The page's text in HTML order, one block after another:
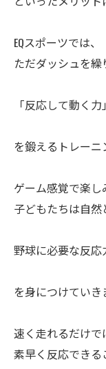
EQスポーツでは、
ただダッシュを繰
「反応して動く力」
を鍛えるトレーニ
ゲーム感覚で楽し
子どもたちは自然
野球に必要な反応
を身につけていき
速く走れるだけで
素早く反応できる